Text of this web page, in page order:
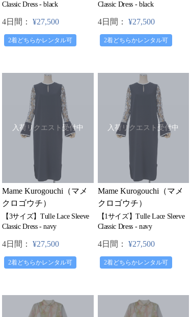
Classic Dress - black
4日間： ¥27,500
2着どちらかレンタル可
Classic Dress - black
4日間： ¥27,500
2着どちらかレンタル可
入荷リクエスト受付中
Mame Kurogouchi（マメ
クロゴウチ）
【3サイズ】Tulle Lace Sleeve
Classic Dress - navy
4日間： ¥27,500
2着どちらかレンタル可
入荷リクエスト受付中
Mame Kurogouchi（マメ
クロゴウチ）
【1サイズ】Tulle Lace Sleeve
Classic Dress - navy
4日間： ¥27,500
2着どちらかレンタル可